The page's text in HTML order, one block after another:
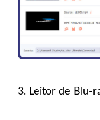
3. Leitor de Blu-